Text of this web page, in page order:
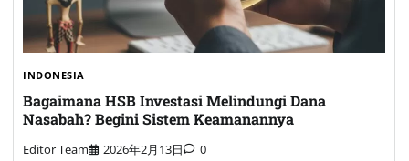
INDONESIA
Bagaimana HSB Investasi Melindungi Dana
Nasabah? Begini Sistem Keamanannya
Editor Team 2026年2月13日 0